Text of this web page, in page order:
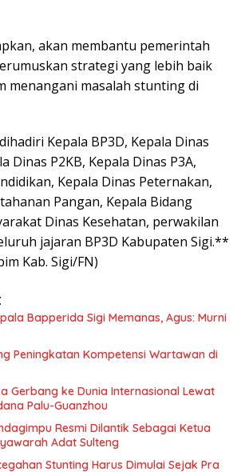
akan membantu pemerintah
strategi yang lebih baik
menangani masalah stunting di
Kepala BP3D, Kepala Dinas
Dinas P2KB, Kepala Dinas P3A,
Kepala Dinas Peternakan,
Pangan, Kepala Bidang
Dinas Kesehatan, perwakilan
jajaran BP3D Kabupaten Sigi.**
Kab. Sigi/FN)
Bapperida Sigi Memanas, Agus: Murni
Peningkatan Kompetensi Wartawan di
Gerbang ke Dunia Internasional Lewat
Palu-Guanzhou
Resmi Dilantik Sebagai Ketua
Adat Sulteng
Stunting Harus Dimulai Sejak Pra